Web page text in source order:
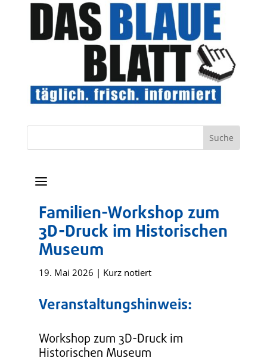
a
Familien-Workshop zum
3D-Druck im Historischen
Museum
19. Mai 2026 | Kurz notiert
Veranstaltungshinweis:
Workshop zum 3D-Druck im
Historischen Museum